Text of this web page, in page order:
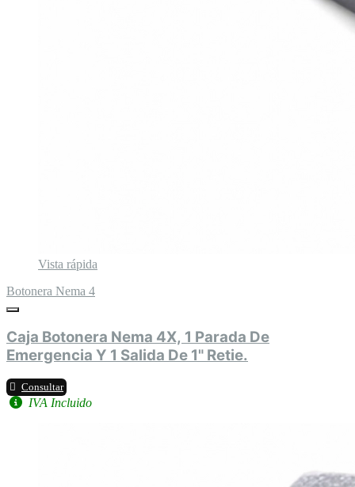
Vista rápida
Botonera Nema 4
Caja Botonera Nema 4X, 1 Parada De
Emergencia Y 1 Salida De 1" Retie.
Consultar
IVA Incluido